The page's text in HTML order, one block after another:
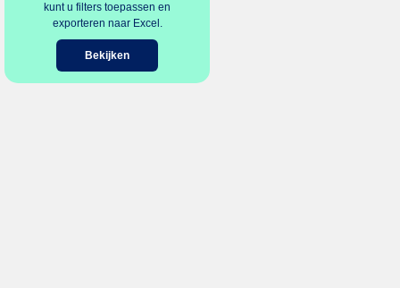
kunt u filters toepassen en
exporteren naar Excel.
Bekijken